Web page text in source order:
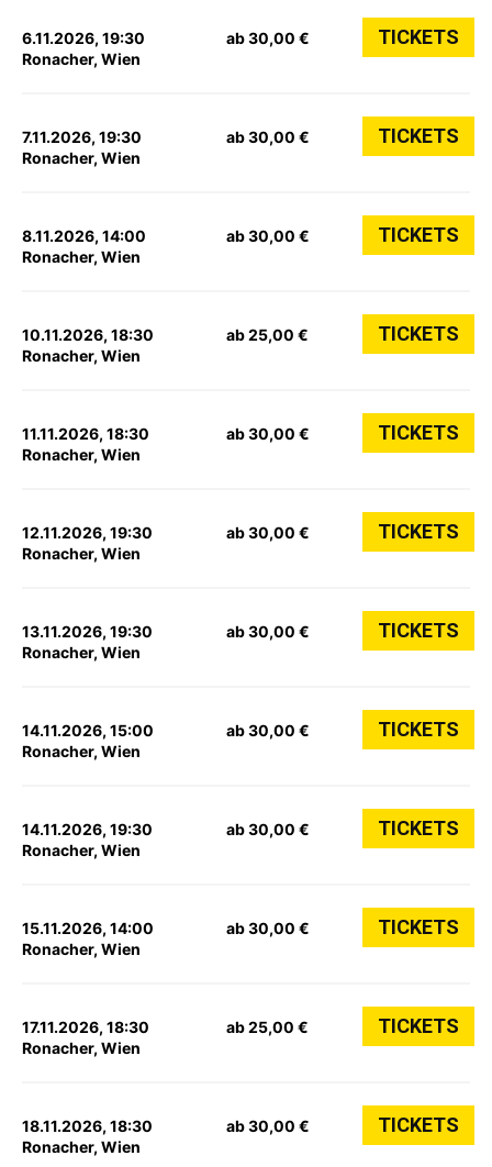
6.11.2026, 19:30
Ronacher, Wien
ab 30,00 € TICKETS
7.11.2026, 19:30
Ronacher, Wien
ab 30,00 € TICKETS
8.11.2026, 14:00
Ronacher, Wien
ab 30,00 € TICKETS
10.11.2026, 18:30
Ronacher, Wien
ab 25,00 € TICKETS
11.11.2026, 18:30
Ronacher, Wien
ab 30,00 € TICKETS
12.11.2026, 19:30
Ronacher, Wien
ab 30,00 € TICKETS
13.11.2026, 19:30
Ronacher, Wien
ab 30,00 € TICKETS
14.11.2026, 15:00
Ronacher, Wien
ab 30,00 € TICKETS
14.11.2026, 19:30
Ronacher, Wien
ab 30,00 € TICKETS
15.11.2026, 14:00
Ronacher, Wien
ab 30,00 € TICKETS
17.11.2026, 18:30
Ronacher, Wien
ab 25,00 € TICKETS
18.11.2026, 18:30
Ronacher, Wien
ab 30,00 € TICKETS